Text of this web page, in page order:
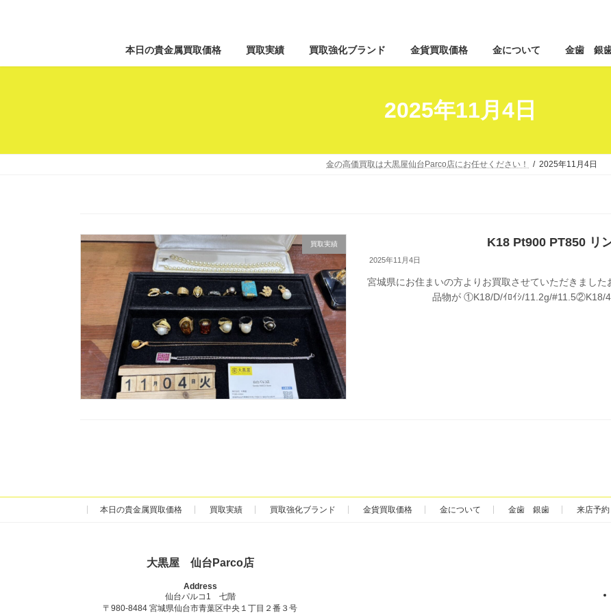
ン
テ
ッ
プ
ビ
ゲ
移
動
本日の貴金属買取価格 買取実績 買取強化ブランド 金貨買取価格 金について 金歯 銀
2025年11月4日
金の高価買取は大黒屋仙台Parco店にお任せください！ 2025年11月4日
買取実績 K18 Pt900 PT850 リ
2025年11月4日
宮城県にお住まいの方よりお買取させていただきまし
品物が ①K18/D/ｲﾛｲｼ/11.2g/
本日の貴金属買取価格 買取実績 買取強化ブランド 金貨買取価格 金について 金歯 銀歯 来店予約
大黒屋 仙台Parco店
Address
仙台パルコ1 七階
〒980-8484 宮城県仙台市青葉区中央１丁目２番３号